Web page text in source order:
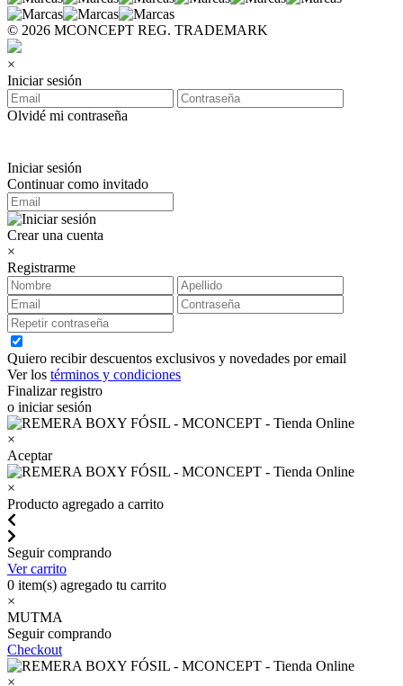
© 2026 MCONCEPT REG. TRADEMARK
×
Iniciar sesión
Olvidé mi contraseña
Iniciar sesión
Continuar como invitado
Crear una cuenta
×
Registrarme
Quiero recibir descuentos exclusivos y novedades por email
Ver los términos y condiciones
Finalizar registro
o iniciar sesión
×
Aceptar
×
Producto agregado a carrito
Seguir comprando
Ver carrito
0 item(s) agregado tu carrito
×
MUTMA
Seguir comprando
Checkout
×